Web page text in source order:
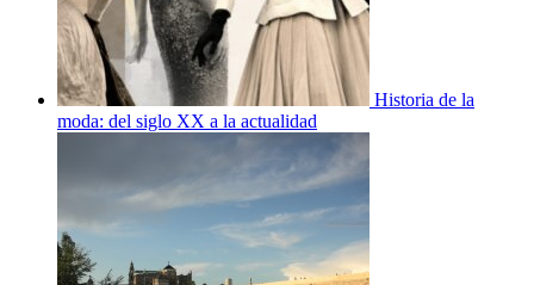
Historia de la
moda: del siglo XX a la actualidad